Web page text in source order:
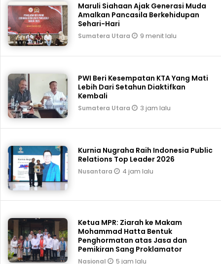
Maruli Siahaan Ajak Generasi Muda
Amalkan Pancasila Berkehidupan
Sehari-Hari
Sumatera Utara 9 menit lalu
PWI Beri Kesempatan KTA Yang Mati
Lebih Dari Setahun Diaktifkan
Kembali
Sumatera Utara 3 jam lalu
Kurnia Nugraha Raih Indonesia Public
Relations Top Leader 2026
Nusantara 4 jam lalu
Ketua MPR: Ziarah ke Makam
Mohammad Hatta Bentuk
Penghormatan atas Jasa dan
Pemikiran Sang Proklamator
Nasional 5 jam lalu